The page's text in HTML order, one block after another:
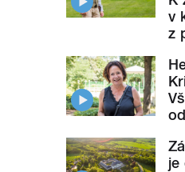
v
z
je